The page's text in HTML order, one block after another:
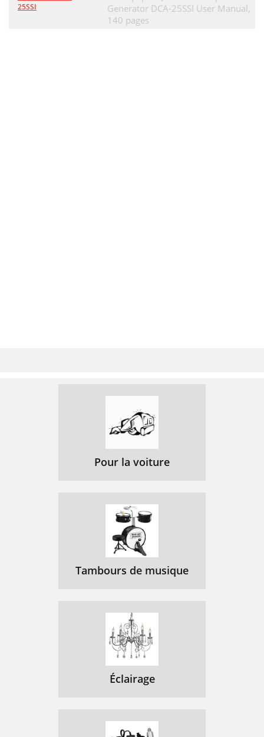
25SSI
Generator DCA-25SSI User Manual,
140 pages
Pour la voiture
Tambours de musique
Éclairage